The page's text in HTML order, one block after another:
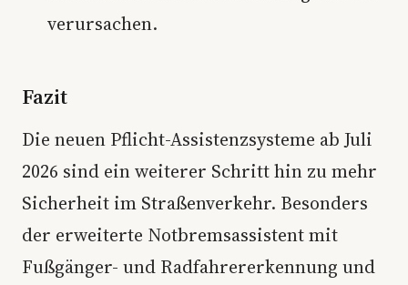
verursachen.
Fazit
Die neuen Pflicht-Assistenzsysteme ab Juli
2026 sind ein weiterer Schritt hin zu mehr
Sicherheit im Straßenverkehr. Besonders
der erweiterte Notbremsassistent mit
Fußgänger- und Radfahrererkennung und